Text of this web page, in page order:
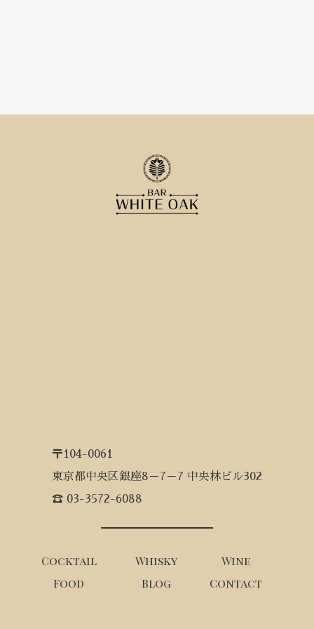
〒104-0061
東京都中央区銀座8－7－7 中央林ビル302
☎ 03-3572-6088
Cocktail Whisky
Wine
Food
Blog Contact